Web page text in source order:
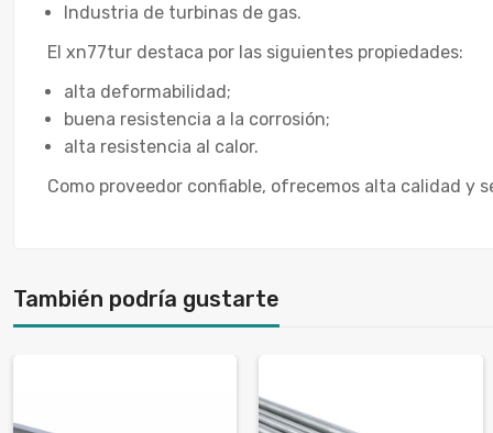
Industria de turbinas de gas.
El xn77tur destaca por las siguientes propiedades:
alta deformabilidad;
buena resistencia a la corrosión;
alta resistencia al calor.
Como proveedor confiable, ofrecemos alta calidad y
También podría gustarte